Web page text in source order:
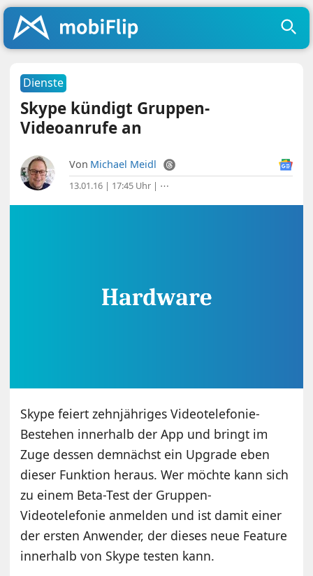
Dienste
Skype kündigt Gruppen-
Videoanrufe an
Von Michael Meidl
13.01.16 | 17:45 Uhr | ⋯
Skype feiert zehnjähriges Videotelefonie-
Bestehen innerhalb der App und bringt im
Zuge dessen demnächst ein Upgrade eben
dieser Funktion heraus. Wer möchte kann sich
zu einem Beta-Test der Gruppen-
Videotelefonie anmelden und ist damit einer
der ersten Anwender, der dieses neue Feature
innerhalb von Skype testen kann.